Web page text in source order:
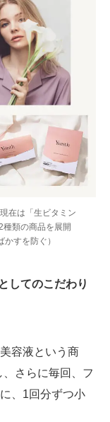
在は「生ビタミン
類の商品を展開
すを防ぐ）
してのこだわり
容液という商
さらに毎回、フ
、1回分ずつ小